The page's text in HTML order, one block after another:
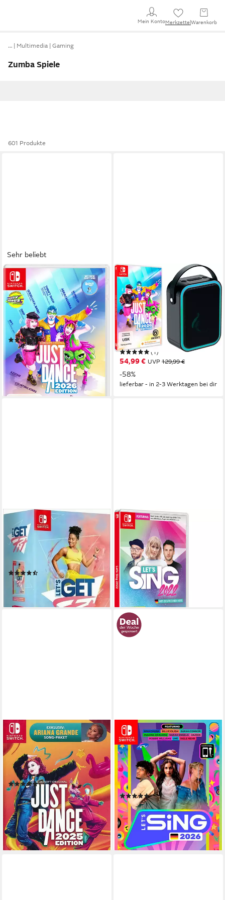
Mein KontoMerkzettel Warenkorb
… Multimedia Gaming
Zumba Spiele
601 Produkte
Sehr beliebt
UBISOFT
Just Dance 2026 (Code in
box)
Nintendo Switch Plattform
ab 0 Jahren USK-Freigabe
Ubisoft Publisher
(20)
ab 24,99 € UVP49,99 €
-50%
lieferbar - in 2-3 Werktagen bei dir
UBISOFT
Just Dance 2026 (Code in
box) + Bluetooth Concert
Lautsprecher
Nintendo Switch
Plattform
ab 0 Jahren USK-Freigabe
Ubisoft
Publisher
(1)
54,99 € UVP 129,99 €
-58%
lieferbar - in 2-3 Werktagen bei dir
PLAION
Let's Get Fit Bundle
Nintendo Switch Plattform
ab 0 Jahren
USK-Freigabe
PLAION GmbH Publisher
(6)
41,90 €
lieferbar - in 3-4 Werktagen bei dir
PLAION
Let's Sing 2022 mit
deutschen Hits + 2 Mics
Nintendo Switch Plattform
ab 6 Jahren USK-Freigabe
PLAION GmbH
Publisher
79,95 €
lieferbar - in 2-3 Werktagen bei dir
UBISOFT
Just Dance 2025 (CIAB)
Nintendo Switch
Plattform
ab 0 Jahren USK-Freigabe
UBISOFT EMEA Publisher
(2)
33,90 €
lieferbar - in 3-4 Werktagen bei dir
RAVENSCOURT
Let's Sing 2026 German
Version
Nintendo Switch Plattform
ab 0 Jahren USK-Freigabe
PLAION
Publisher
(4)
ab 17,99 € UVP 39,99 €
nur bis Dienstag
-55%
lieferbar - in 2-3 Werktagen bei dir